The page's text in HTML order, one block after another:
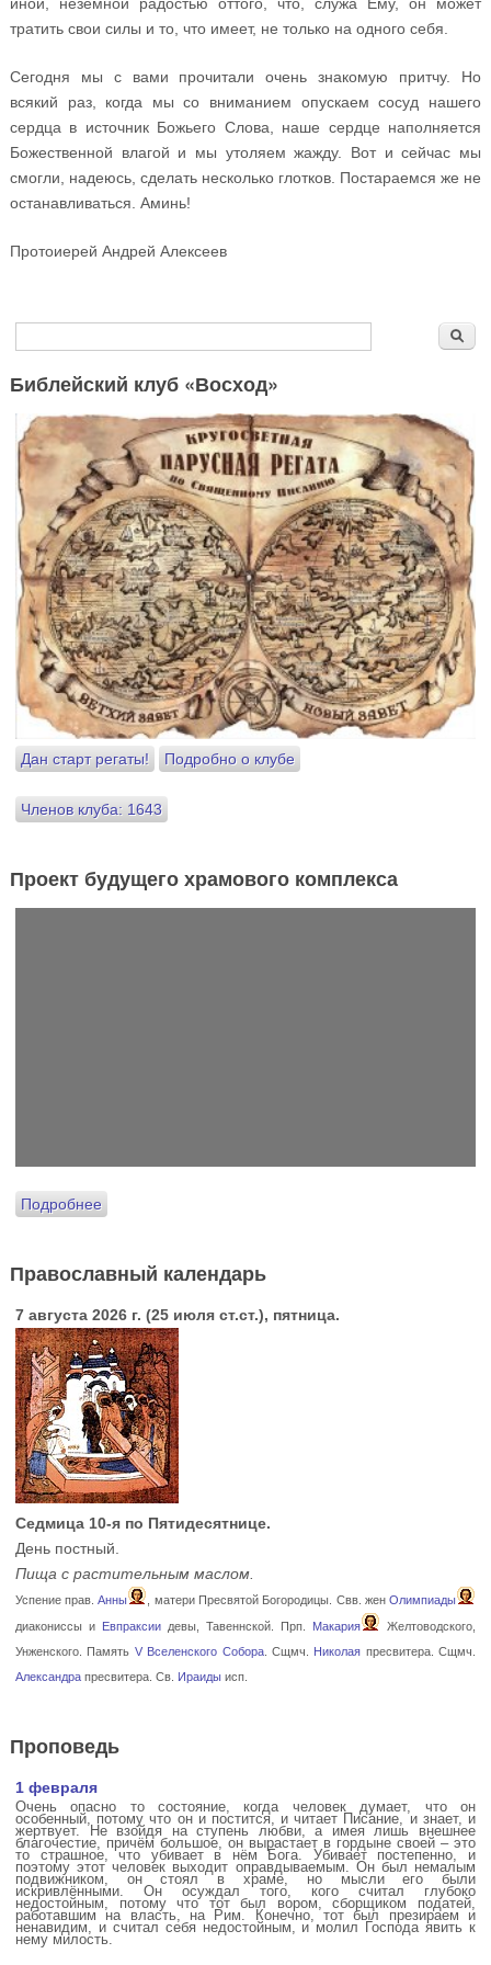
тратить свои силы и то, что имеет, не только на одного себя.
Сегодня мы с вами прочитали очень знакомую притчу. Но
всякий раз, когда мы со вниманием опускаем сосуд нашего
сердца в источник Божьего Слова, наше сердце наполняется
Божественной влагой и мы утоляем жажду. Вот и сейчас мы
смогли, надеюсь, сделать несколько глотков. Постараемся же не
останавливаться. Аминь!
Протоиерей Андрей Алексеев
Форма поиска
Библейский клуб «Восход»
Дан старт регаты! Подробно о клубе
Членов клуба: 1643
Проект будущего храмового комплекса
Подробнее
Православный календарь
7 августа 2026 г. (25 июля ст.ст.), пятница.
Седмица 10-я по Пятидесятнице.
День постный.
Пища с растительным маслом.
Успение прав.Анны , матери Пресвятой Богородицы. Свв. женОлимпиады
диакониссы и Евпраксиидевы, Тавеннской. Прп. Макария
Желтоводского,
Унженского. Память V Вселенского Собора. Сщмч. Николая пресвитера. Сщмч.
Александрапресвитера. Св. Ираидыисп.
Проповедь
1 февраля
Очень опасно то состояние, когда человек думает, что он
особенный, потому что он и постится, и читает Писание, и знает, и
жертвует. Не взойдя на ступень любви, а имея лишь внешнее
благочестие, причём большое, он вырастает в гордыне своей – это
то страшное, что убивает в нём Бога. Убивает постепенно, и
поэтому этот человек выходит оправдываемым. Он был немалым
подвижником, он стоял в храме, но мысли его были
искривлёнными. Он осуждал того, кого считал глубоко
недостойным, потому что тот был вором, сборщиком податей,
работавшим на власть, на Рим. Конечно, тот был презираем и
ненавидим, и считал себя недостойным, и молил Господа явить к
нему милость.